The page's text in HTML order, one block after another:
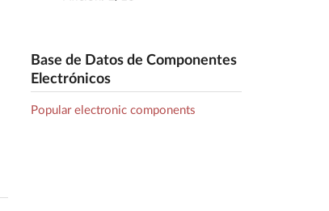
Base de Datos de Componentes
Electrónicos
Popular electronic components